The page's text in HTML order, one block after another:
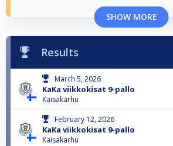
SHOW MORE
Results
March 5, 2026
KaKa viikkokisat 9-pallo
Kaisakarhu
February 12, 2026
KaKa viikkokisat 9-pallo
Kaisakarhu